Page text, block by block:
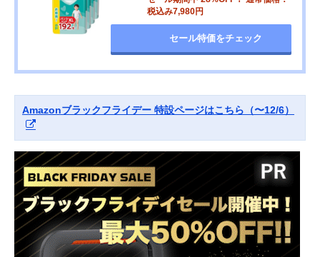
税込み7,980円
セール特価をチェック
Amazonブラックフライデー 特設ページはこちら（〜12/6）